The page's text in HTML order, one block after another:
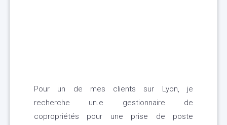
Pour un de mes clients sur Lyon, je
recherche un.e gestionnaire de
copropriétés pour une prise de poste